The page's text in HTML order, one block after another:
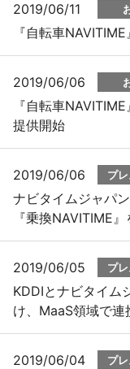
2019/06/11
『自転車
2019/06/06
『自転車
提供開始
2019/06/06 プ
ナビタイムジャパ
『乗換NAVITIME
2019/06/05 プ
KDDIとナビタイム
け、MaaS領域で連
2019/06/04 プ